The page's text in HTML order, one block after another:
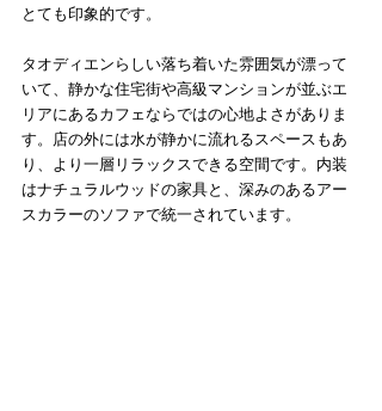
とても印象的です。
タオディエンらしい落ち着いた雰囲気が漂って
いて、静かな住宅街や高級マンションが並ぶエ
リアにあるカフェならではの心地よさがありま
す。店の外には水が静かに流れるスペースもあ
り、より一層リラックスできる空間です。内装
はナチュラルウッドの家具と、深みのあるアー
スカラーのソファで統一されています。